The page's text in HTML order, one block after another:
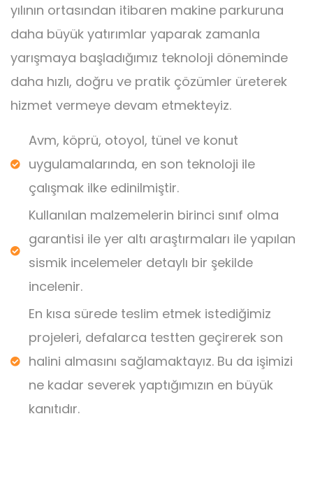
yılının ortasından itibaren makine parkuruna
daha büyük yatırımlar yaparak zamanla
yarışmaya başladığımız teknoloji döneminde
daha hızlı, doğru ve pratik çözümler üreterek
hizmet vermeye devam etmekteyiz.
Avm, köprü, otoyol, tünel ve konut
uygulamalarında, en son teknoloji ile
çalışmak ilke edinilmiştir.
Kullanılan malzemelerin birinci sınıf olma
garantisi ile yer altı araştırmaları ile yapılan
sismik incelemeler detaylı bir şekilde
incelenir.
En kısa sürede teslim etmek istediğimiz
projeleri, defalarca testten geçirerek son
halini almasını sağlamaktayız. Bu da işimizi
ne kadar severek yaptığımızın en büyük
kanıtıdır.